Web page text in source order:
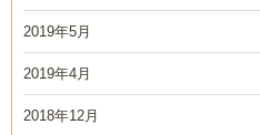
2019年5月
2019年4月
2018年12月